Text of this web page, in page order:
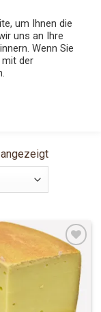
EUROPA
Add to
Wishlist
um Ihnen die
uns an Ihre
Wenn Sie
mit der